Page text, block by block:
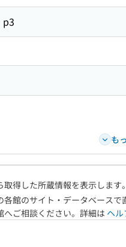
p3
も
得した所蔵情報を表示します。
館のサイト・データベース
ご相談ください。詳細は ヘル